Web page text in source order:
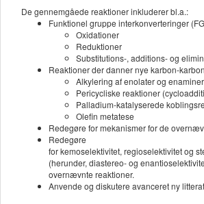
De gennemgåede reaktioner inkluderer bl.a.:
Funktionel gruppe interkonverteringer
Oxidationer
Reduktioner
Substitutions-, additions- og
Reaktioner der danner nye karbon-
Alkylering af enolater og
Pericycliske reaktioner
Palladium-katalyserede
Olefin metatese
Redegøre for mekanismer for de
Redegøre
for kemoselektivitet, regioselektivitet og
(herunder, diastereo- og
overnævnte reaktioner.
Anvende og diskutere avanceret ny